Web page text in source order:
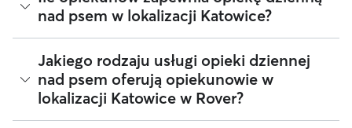
stawki. Średni koszt usługi opieki dziennej nad psem
(Katowice) w serwisie Rover, na dzień Sierpień 2026 wynosił
około 60 za noc, po uwzględnieniu opłat za usługi Rover.
rezerwację do potrzeb swoich i swojego psa.
nad psem w lokalizacji Katowice?
Na dzień Sierpień 2026 w mieście Katowice, 13 osób
zapewnia opiekę dzienną nad psem. Możesz filtrować,
sortować, zmieniać odległość, czytać recenzje i porównywać
ceny, aby znaleźć idealnego opiekuna w swojej okolicy.
Jakiego rodzaju usługi opieki dziennej
nad psem oferują opiekunowie w
lokalizacji Katowice w Rover?